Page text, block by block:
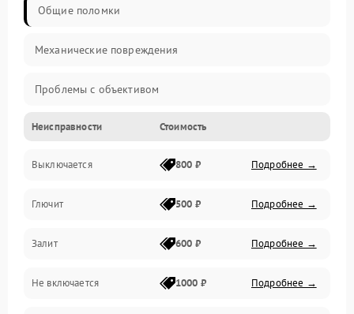
Общие поломки
Механические повреждения
Проблемы с объективом
Электронные ошибки
Механические проблемы
Матрица и оптика
Питание и питание цепей
Проблемы с картами памяти
Неисправности Стоимость
Выключается 800 ₽ Подробнее →
Глючит 500 ₽ Подробнее →
Залит 600 ₽ Подробнее →
Не включается 1000 ₽ Подробнее →